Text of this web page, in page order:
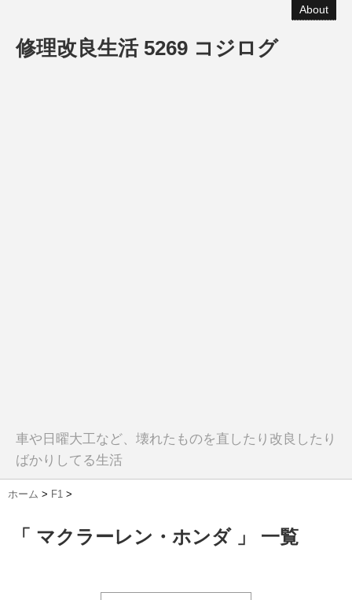
About
修理改良生活 5269 コジログ
車や日曜大工など、壊れたものを直したり改良したり
ばかりしてる生活
ホーム > F1 >
「 マクラーレン・ホンダ 」 一覧